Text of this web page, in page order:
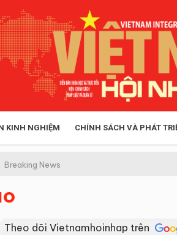
KINH NGHIỆM CHÍNH SÁCH VÀ PHÁT
Breaking News
Theo dõi Vietnamhoinhap trên